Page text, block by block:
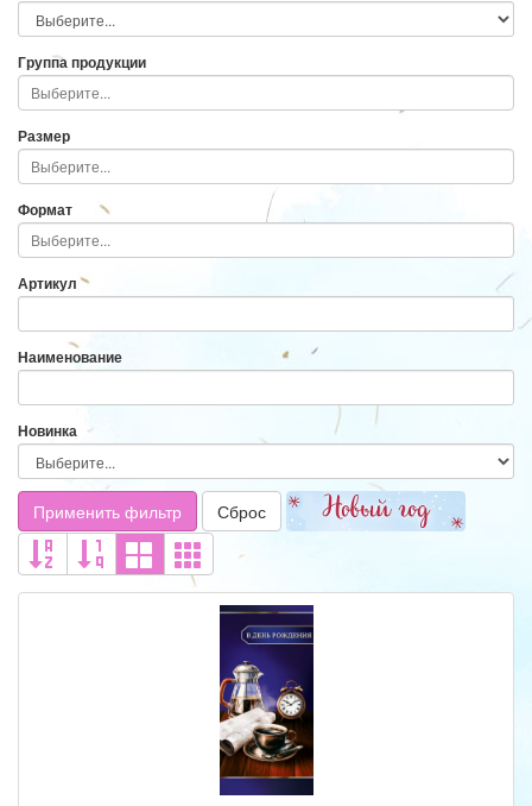
Группа продукции
Размер
Формат
Артикул
Наименование
Новинка
Применить фильтр Сброс